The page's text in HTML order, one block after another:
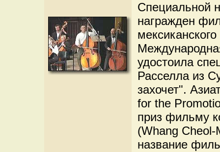
Специальной
награжден
удостоила
Расселла из
захочет".
for the
приз фильму
(Whang
название